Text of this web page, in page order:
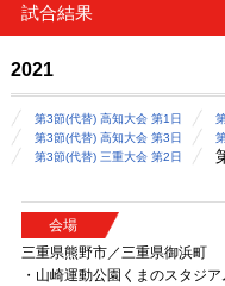
試合結果
2021
第3節(代替) 高知大会 第1日
第3節(代替) 高知大会 第3日
第3節(代替) 三重大会 第2日
会場
三重県熊野市／三重県御浜町
・山崎運動公園くまのスタジア